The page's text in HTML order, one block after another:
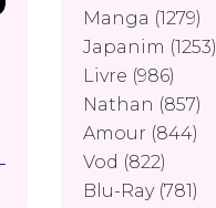
Manga (1279)
Japanim (1253)
Livre (986)
Nathan (857)
Amour (844)
Vod (822)
Blu-Ray(781)